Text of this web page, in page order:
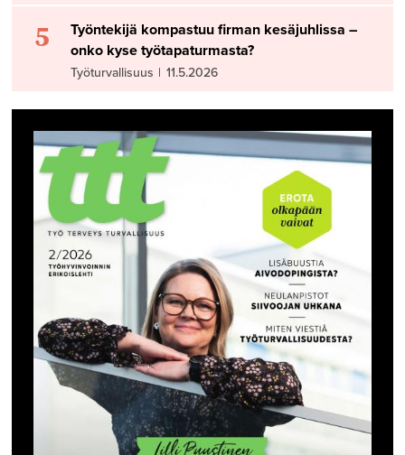
5
Työntekijä kompastuu firman kesäjuhlissa –
onko kyse työtapaturmasta?
Työturvallisuus | 11.5.2026